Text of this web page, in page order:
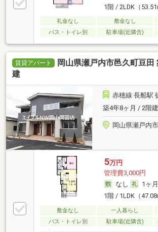
1階 / 2LDK（
礼金なし 敷金なし
バス・トイレ別
駐車場(近隣含)
賃貸アパート
岡山県瀬戸内市邑久町豆田
建
赤穂線 長船駅
築4年8ヶ月 / 2階建
岡山県瀬戸内
5万円
管理費3,000円
なし
1ヶ月
1階 / 1LDK（
敷金なし 一人暮らし
バス・トイレ別
駐車場(近隣含)